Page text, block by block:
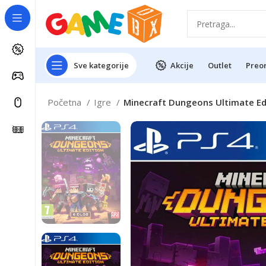
Sve kategorije Akcije Outlet
Početna Igre Minecraft Dungeons Ultimate